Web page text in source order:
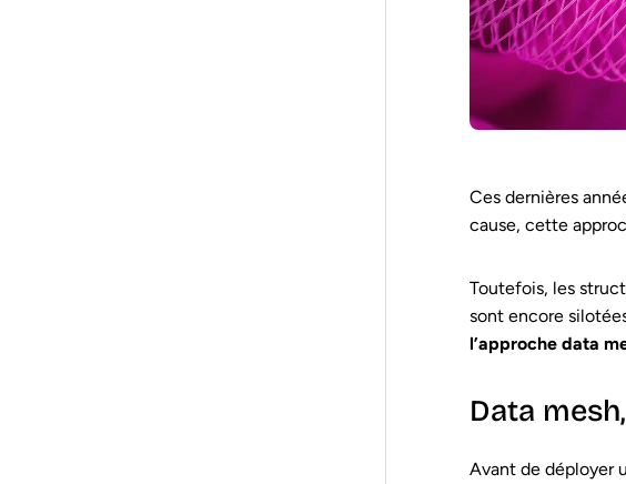
Ces dernières
cause, cette
Toutefois, les
sont encore
l’approche data
Data
Avant de déployer